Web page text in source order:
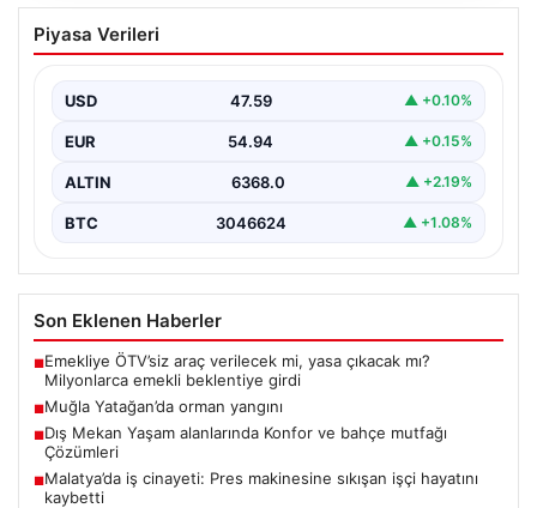
Muğla Yatağan’da orman yangını
Piyasa Verileri
USD 47.59 ▲ +0.10%
EUR 54.94 ▲ +0.15%
ALTIN 6368.0 ▲ +2.19%
BTC 3046624 ▲ +1.08%
Son Eklenen Haberler
■Emekliye ÖTV’siz araç verilecek mi, yasa çıkacak mı?
Milyonlarca emekli beklentiye girdi
■Muğla Yatağan’da orman yangını
■Dış Mekan Yaşam alanlarında Konfor ve bahçe mutfağı
Çözümleri
■Malatya’da iş cinayeti: Pres makinesine sıkışan işçi hayatını
kaybetti